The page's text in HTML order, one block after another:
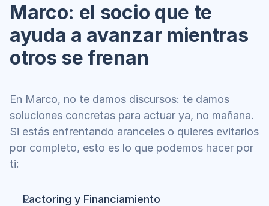
Marco: el socio que te
ayuda a avanzar mientras
otros se frenan
En Marco, no te damos discursos: te damos
soluciones concretas para actuar ya, no mañana.
Si estás enfrentando aranceles o quieres evitarlos
por completo, esto es lo que podemos hacer por
ti:
Factoring y Financiamiento